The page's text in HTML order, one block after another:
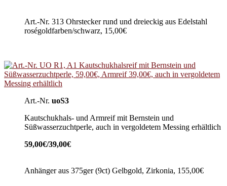
Art.-Nr. 313 Ohrstecker rund und dreieckig aus Edelstahl
roségoldfarben/schwarz, 15,00€
Art.-Nr. uoS3
Kautschukhals- und Armreif mit Bernstein und
Süßwasserzuchtperle, auch in vergoldetem Messing erhältlich
59,00€/39,00€
Anhänger aus 375ger (9ct) Gelbgold, Zirkonia, 155,00€